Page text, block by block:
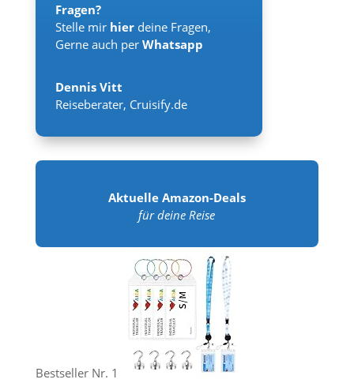
Fragen?
Stelle mir hier deine Fragen,
Gerne auch per Whatsapp
Dennis Vitt
Reiseberater, Cruisify.de
Aktuelle Amazon-Deals
für deine Reise
Bestseller Nr. 1